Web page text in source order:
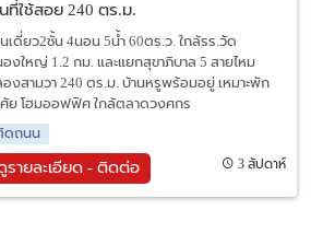
ที่ใช้สอย 240 ตร.ม.
เดี่ยว2ชั้น 4นอน 5น้ำ 60ตร.ว. ใกล้รร.วัด
งใหญ่ 1.2 กม. และแยกสุขาภิบาล 5 สายไหม
งสามวา 240 ตร.ม. บ้านหรูพร้อมอยู่ เหมาะพัก
ย โฮมออฟฟิศ ใกล้ตลาดวงศกร
ดถนน
รายละเอียด - ติดต่อ 3 สัปดาห์